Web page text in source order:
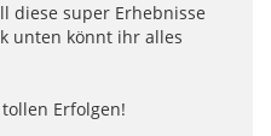
diese super Erhebnisse
unten könnt ihr alles
Erfolgen!